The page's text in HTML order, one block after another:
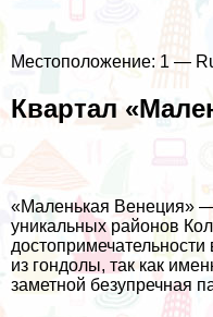
Местоположение: 1 —
Квартал
«Маленькая Венеция»
уникальных районов
достопримечательности
из гондолы, так как
заметной безупречная